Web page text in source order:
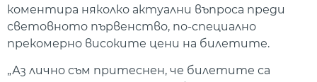
коментира няколко актуални въпроса преди
световното първенство, по-специално
прекомерно високите цени на билетите.
„Аз лично съм притеснен, че билетите са